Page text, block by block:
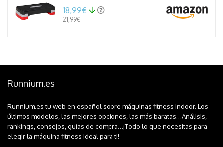
18,99€
21,99€
Runnium.es
Runnium.es tu web en español sobre máquinas fitness indoor. Los
últimos modelos, las mejores opciones, las más baratas…Análisis,
rankings, consejos, guías de compra…¡Todo lo que necesitas para
elegir la máquina fitness ideal para ti!